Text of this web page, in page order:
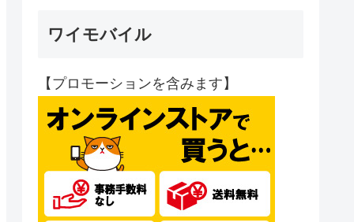
ワイモバイル
【プロモーションを含みます】